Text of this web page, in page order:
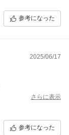
参考になった
2025/06/17
さらに表示
参考になった